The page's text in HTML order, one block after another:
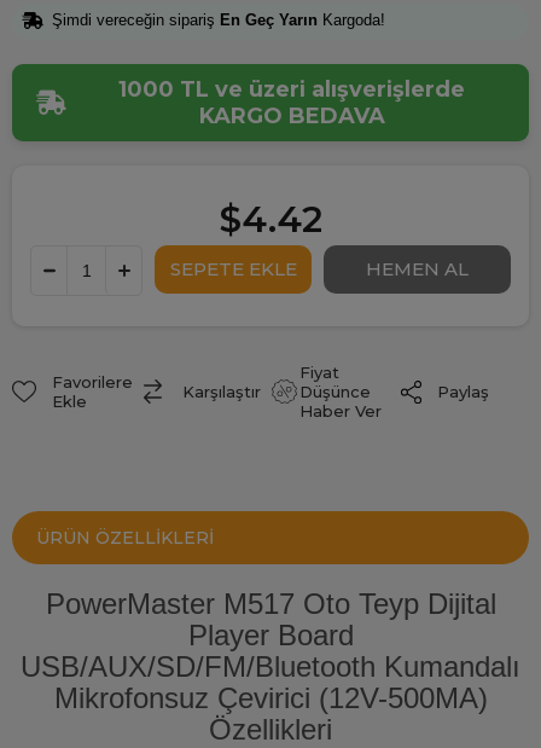
Şimdi vereceğin sipariş En Geç Yarın Kargoda!
1000 TL ve üzeri alışverişlerde
KARGO BEDAVA
$4.42
Favorilere
Ekle
Karşılaştır
Fiyat
Düşünce
Haber Ver
Paylaş
ÜRÜN ÖZELLIKLERI
PowerMaster M517 Oto Teyp Dijital
Player Board
USB/AUX/SD/FM/Bluetooth Kumandalı
Mikrofonsuz Çevirici (12V-500MA)
Özellikleri